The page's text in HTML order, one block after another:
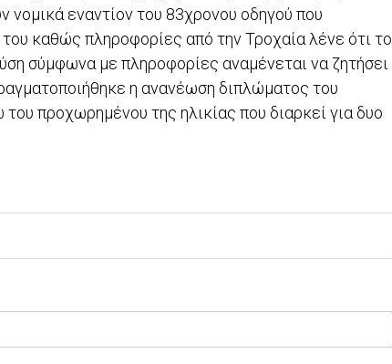
νομικά εναντίον του 83χρονου οδηγού που
καθώς πληροφορίες από την Τροχαία λένε ότι το
σύμφωνα με πληροφορίες αναμένεται να ζητήσει
η ανανέωση διπλώματος του
προχωρημένου της ηλικίας που διαρκεί για δυο